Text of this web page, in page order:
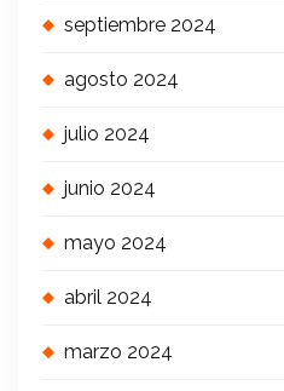
septiembre 2024
agosto 2024
julio 2024
junio 2024
mayo 2024
abril 2024
marzo 2024